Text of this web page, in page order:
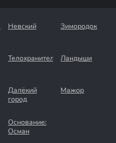
Невский Зимородок
Телохранители Ландыши
Далёкий
город
Мажор
Основание:
Осман